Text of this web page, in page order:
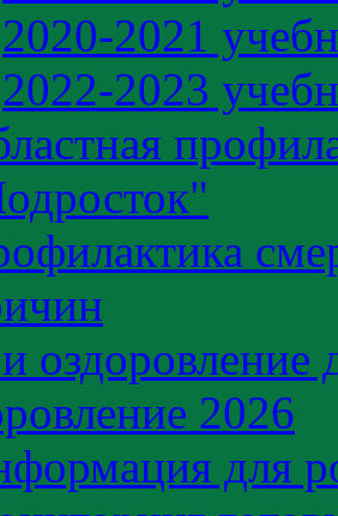
2020-2021
2022-2023
оздоровление
2026
для